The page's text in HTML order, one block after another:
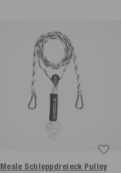
Mesle Schleppdreieck Pulley